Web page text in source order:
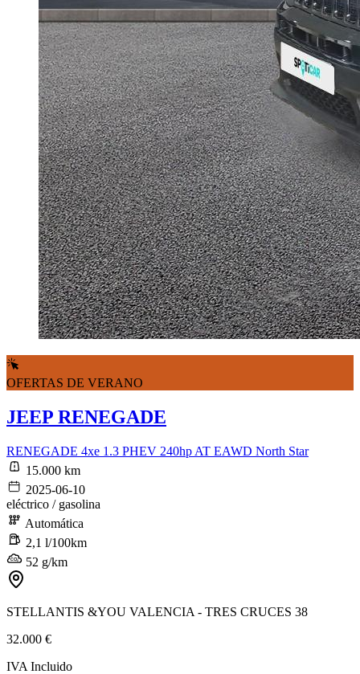
OFERTAS DE VERANO
JEEP RENEGADE
RENEGADE 4xe 1.3 PHEV 240hp AT EAWD North Star
15.000 km
2025-06-10
eléctrico / gasolina
Automática
2,1 l/100km
52 g/km
STELLANTIS &YOU VALENCIA - TRES CRUCES 38
32.000 €
IVA Incluido